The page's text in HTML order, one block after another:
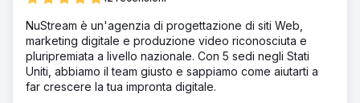
NuStream è un'agenzia di progettazione di siti Web,
marketing digitale e produzione video riconosciuta e
pluripremiata a livello nazionale. Con 5 sedi negli Stati
Uniti, abbiamo il team giusto e sappiamo come aiutarti a
far crescere la tua impronta digitale.